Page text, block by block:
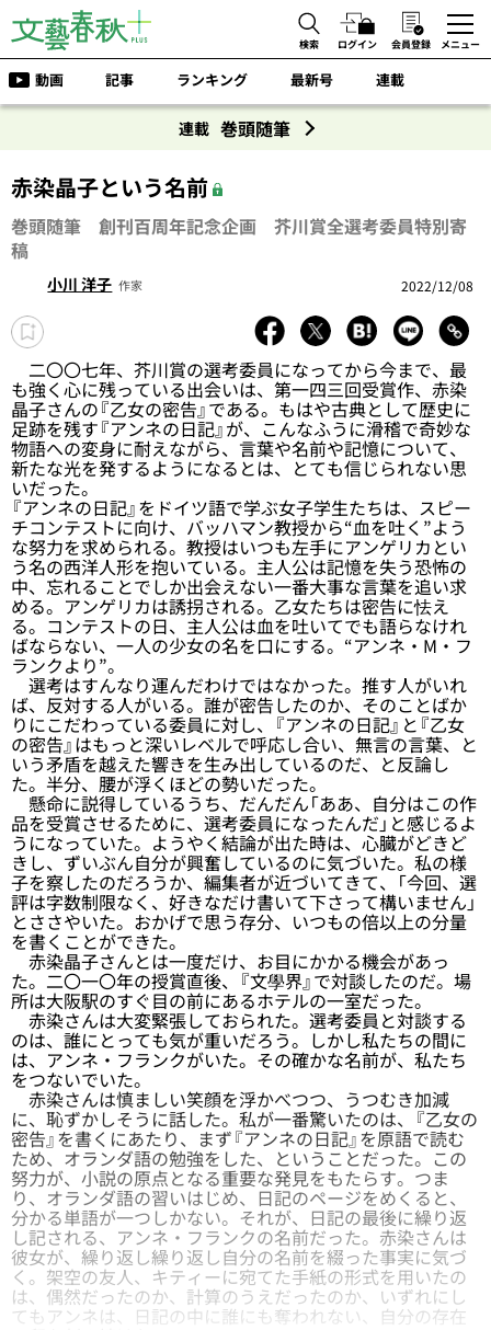
検索 ログイン 会員登録 メニュー
動画 記事 ランキング 最新号 連載
連載 巻頭随筆
赤染晶子という名前
巻頭随筆 創刊百周年記念企画 芥川賞全選考委員特別寄
稿
小川 洋子 作家 2022/12/08
二〇〇七年、芥川賞の選考委員になってから今まで、最
も強く心に残っている出会いは、第一四三回受賞作、赤染
晶子さんの『乙女の密告』である。もはや古典として歴史に
足跡を残す『アンネの日記』が、こんなふうに滑稽で奇妙な
物語への変身に耐えながら、言葉や名前や記憶について、
新たな光を発するようになるとは、とても信じられない思
いだった。
『アンネの日記』をドイツ語で学ぶ女子学生たちは、スピー
チコンテストに向け、バッハマン教授から“血を吐く”よう
な努力を求められる。教授はいつも左手にアンゲリカとい
う名の西洋人形を抱いている。主人公は記憶を失う恐怖の
中、忘れることでしか出会えない一番大事な言葉を追い求
める。アンゲリカは誘拐される。乙女たちは密告に怯え
る。コンテストの日、主人公は血を吐いてでも語らなけれ
ばならない、一人の少女の名を口にする。“アンネ・M・フ
ランクより”。
選考はすんなり運んだわけではなかった。推す人がいれ
ば、反対する人がいる。誰が密告したのか、そのことばか
りにこだわっている委員に対し、『アンネの日記』と『乙女
の密告』はもっと深いレベルで呼応し合い、無言の言葉、と
いう矛盾を越えた響きを生み出しているのだ、と反論し
た。半分、腰が浮くほどの勢いだった。
懸命に説得しているうち、だんだん「ああ、自分はこの作
品を受賞させるために、選考委員になったんだ」と感じるよ
うになっていた。ようやく結論が出た時は、心臓がどきど
きし、ずいぶん自分が興奮しているのに気づいた。私の様
子を察したのだろうか、編集者が近づいてきて、「今回、選
評は字数制限なく、好きなだけ書いて下さって構いません」
とささやいた。おかげで思う存分、いつもの倍以上の分量
を書くことができた。
赤染晶子さんとは一度だけ、お目にかかる機会があっ
た。二〇一〇年の授賞直後、『文學界』で対談したのだ。場
所は大阪駅のすぐ目の前にあるホテルの一室だった。
赤染さんは大変緊張しておられた。選考委員と対談する
のは、誰にとっても気が重いだろう。しかし私たちの間に
は、アンネ・フランクがいた。その確かな名前が、私たち
をつないでいた。
赤染さんは慎ましい笑顔を浮かべつつ、うつむき加減
に、恥ずかしそうに話した。私が一番驚いたのは、『乙女の
密告』を書くにあたり、まず『アンネの日記』を原語で読む
ため、オランダ語の勉強をした、ということだった。この
努力が、小説の原点となる重要な発見をもたらす。つま
り、オランダ語の習いはじめ、日記のページをめくると、
分かる単語が一つしかない。それが、日記の最後に繰り返
し記される、アンネ・フランクの名前だった。赤染さんは
彼女が、繰り返し繰り返し自分の名前を綴った事実に気づ
く。架空の友人、キティーに宛てた手紙の形式を用いたの
は、偶然だったのか、計算のうえだったのか、いずれにし
てもアンネは、日記の中に誰にも奪われない、自分の存在